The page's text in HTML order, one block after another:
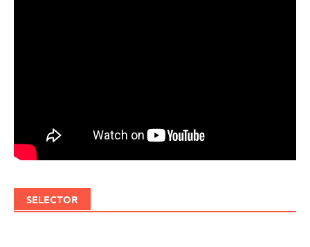
SELECTOR